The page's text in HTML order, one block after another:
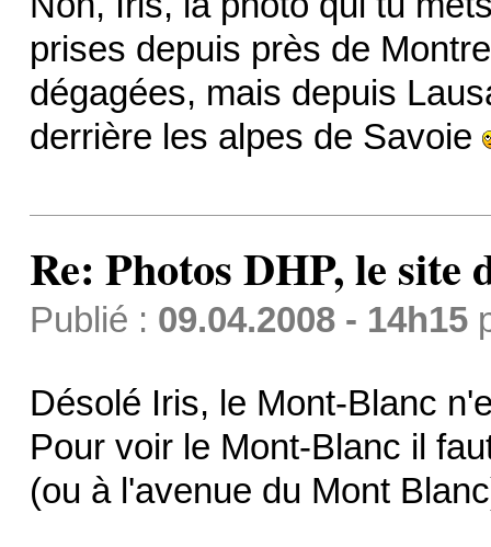
prises depuis près de
dégagées, mais depuis
derrière les alpes de Savoie
Re: Photos DHP, le site
Publié : 09.04.2008 - 14h15
Désolé Iris, le Mont-Blanc
Pour voir le Mont-Blanc il
(ou à l'avenue du Mont